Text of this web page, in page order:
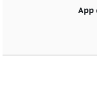
App